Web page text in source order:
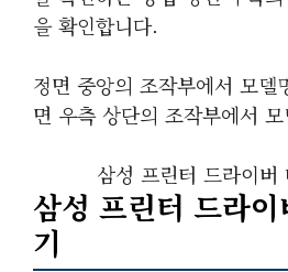
을 확인합니다.
정면 중앙의 조작부에서 모델
면 우측 상단의 조작부에서
삼성 프린터 드라이버
삼성 프린터 드라
기